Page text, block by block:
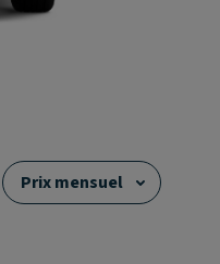
Prix mensuel